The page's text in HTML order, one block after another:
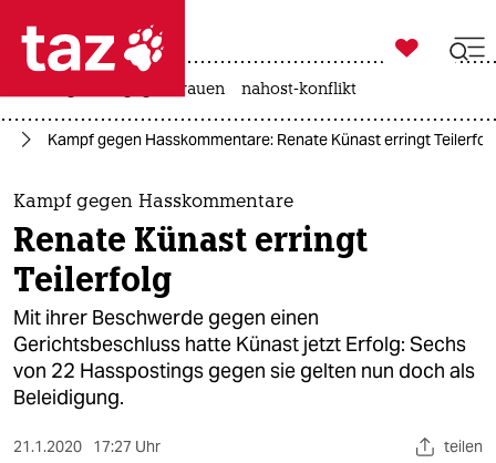
 taz zahl ich
taz zahl ich
themen
politik
öko
gesellschaft
kultur
sport

taz zahl ich
gewalt gegen frauen nahost-konflikt
Kampf gegen Hasskommentare: Renate Künast erringt
Kampf gegen Hasskommentare
Renate Künast erringt
Teilerfolg
Mit ihrer Beschwerde gegen einen
Gerichtsbeschluss hatte Künast jetzt Erfolg: Sechs
von 22 Hasspostings gegen sie gelten nun doch als
Beleidigung.
21.1.2020 17:27 Uhr teilen